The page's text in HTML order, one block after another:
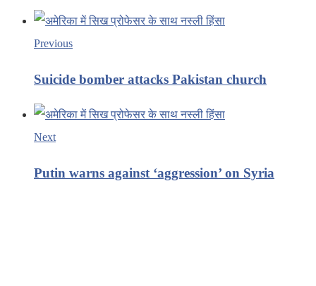
Previous
Suicide bomber attacks Pakistan church
Next
Putin warns against ‘aggression’ on Syria